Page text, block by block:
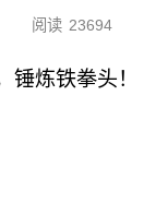
阅读 23694
锤炼铁拳头！